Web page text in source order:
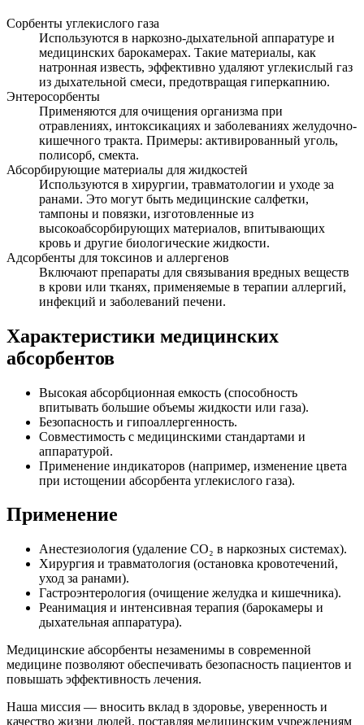
Сорбенты углекислого газа
Используются в наркозно-дыхательной аппаратуре и
медицинских барокамерах. Такие материалы, как
натронная известь, эффективно удаляют углекислый газ
из дыхательной смеси, предотвращая гиперкапнию.
Энтеросорбенты
Применяются для очищения организма при
отравлениях, интоксикациях и заболеваниях желудочно-
кишечного тракта. Примеры: активированный уголь,
полисорб, смекта.
Абсорбирующие материалы для жидкостей
Используются в хирургии, травматологии и уходе за
ранами. Это могут быть медицинские салфетки,
тампоны и повязки, изготовленные из
высокоабсорбирующих материалов, впитывающих
кровь и другие биологические жидкости.
Адсорбенты для токсинов и аллергенов
Включают препараты для связывания вредных веществ
в крови или тканях, применяемые в терапии аллергий,
инфекций и заболеваний печени.
Характеристики медицинских
абсорбентов
Высокая абсорбционная емкость (способность
впитывать большие объемы жидкости или газа).
Безопасность и гипоаллергенность.
Совместимость с медицинскими стандартами и
аппаратурой.
Применение индикаторов (например, изменение цвета
при истощении абсорбента углекислого газа).
Применение
Анестезиология (удаление CO₂ в наркозных системах).
Хирургия и травматология (остановка кровотечений,
уход за ранами).
Гастроэнтерология (очищение желудка и кишечника).
Реанимация и интенсивная терапия (барокамеры и
дыхательная аппаратура).
Медицинские абсорбенты незаменимы в современной
медицине позволяют обеспечивать безопасность пациентов и
повышать эффективность лечения.
Наша миссия — вносить вклад в здоровье, уверенность и
качество жизни людей, поставляя медицинским учреждениям